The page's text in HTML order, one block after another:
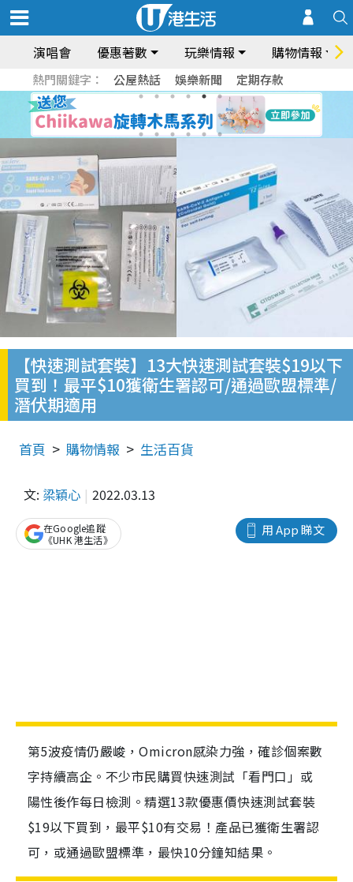
演唱會 優惠著數 玩樂情報 購物情報
熱門關鍵字： 公屋熱話 娛樂新聞 定期存款
【快速測試套裝】13大快速測試套裝$19以下
買到！最平$10獲衛生署認可/通過歐盟標準/
潛伏期適用
首頁 購物情報 生活百貨
文: 梁穎心 2022.03.13
用 App 睇文
在Google追蹤
《UHK 港生活》
第5波疫情仍嚴峻，Omicron感染力強，確診個案數
字持續高企。不少市民購買快速測試「看門口」或
陽性後作每日檢測。精選13款優惠價快速測試套裝
$19以下買到，最平$10有交易！產品已獲衛生署認
可，或通過歐盟標準，最快10分鐘知結果。